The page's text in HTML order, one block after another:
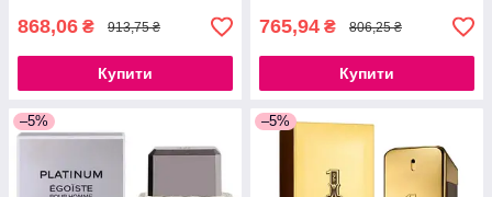
868,06 ₴ 913,75 ₴
Купити
765,94 ₴ 806,25 ₴
Купити
–5% –5%